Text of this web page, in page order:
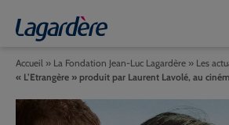
Accueil » La Fondation Jean-Luc Lagardère » Les
« L’Etrangère » produit par Laurent Lavolé, au